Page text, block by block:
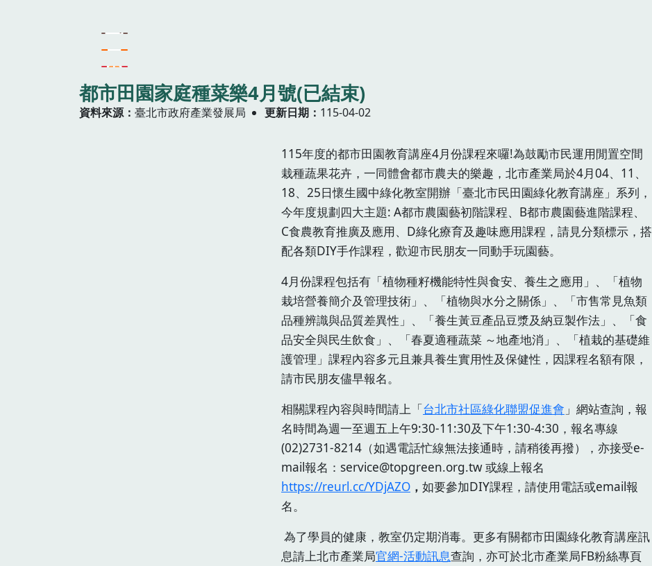
都市田園家庭種菜樂4月號(已結束)
資料來源 臺北市政府產業發展局 更新日期 115-04-02
115年度的都市田園教育講座4月份課程來囉!為鼓勵市民運用閒置空間
栽種蔬果花卉，一同體會都市農夫的樂趣，北市產業局於4月04、11、
18、25日懷生國中綠化教室開辦「臺北市民田園綠化教育講座」系列，
今年度規劃四大主題: A都市農園藝初階課程、B都市農園藝進階課程、
C食農教育推廣及應用、D綠化療育及趣味應用課程，請見分類標示，搭
配各類DIY手作課程，歡迎市民朋友一同動手玩園藝。
4月份課程包括有「植物種籽機能特性與食安、養生之應用」、「植物
栽培營養簡介及管理技術」、「植物與水分之關係」、「市售常見魚類
品種辨識與品質差異性」、「養生黃豆產品豆漿及納豆製作法」、「食
品安全與民生飲食」、「春夏適種蔬菜 ～地產地消」、「植栽的基礎維
護管理」課程內容多元且兼具養生實用性及保健性，因課程名額有限，
請市民朋友儘早報名。
相關課程內容與時間請上「台北市社區綠化聯盟促進會 」網站查詢，報
名時間為週一至週五上午9:30-11:30及下午1:30-4:30，報名專線
(02)2731-8214（如遇電話忙線無法接通時，請稍後再撥），亦接受e-
mail報名：service@topgreen.org.tw 或線上報名
https://reurl.cc/YDjAZO ， 如要參加DIY課程，請使用電話或email報
名。
為了學員的健康，教室仍定期消毒。更多有關都市田園綠化教育講座訊
息請上北市產業局官網-活動訊息查詢，亦可於北市產業局FB粉絲專頁